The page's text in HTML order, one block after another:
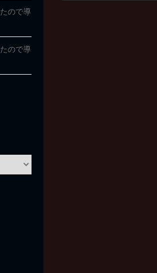
ので導
ので導